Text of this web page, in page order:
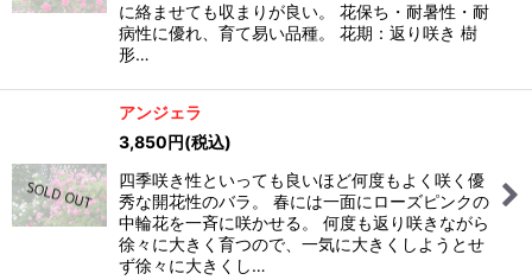
に絡ませても収まりが良い。 花保ち・耐暑性・耐
病性に優れ、育て易い品種。 花期：返り咲き 樹
形…
アンジェラ
3,850円(税込)
四季咲き性といっても良いほど何度もよく咲く優
秀な開花性のバラ。 春には一面にローズピンクの
中輪花を一斉に咲かせる。 何度も返り咲きながら
徐々に大きく育つので、一気に大きくしようとせ
ず徐々に大きくし…